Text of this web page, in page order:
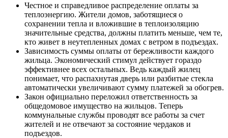
Честное и справедливое распределение оплаты за
теплоэнергию. Жители домов, заботящиеся о
сохранении тепла и вложившие в теплоизоляцию
значительные средства, должны платить меньше, чем те,
кто живет в неутепленных домах с ветром в подъездах.
Зависимость суммы оплаты от бережливости каждого
жильца. Экономический стимул действует гораздо
эффективнее всех остальных. Ведь каждый жилец
понимает, что распахнутая дверь или разбитые стекла
автоматически увеличивают сумму платежей за обогрев.
Закон официально переложил ответственность за
общедомовое имущество на жильцов. Теперь
коммунальные службы проводят все работы за счет
жителей и не отвечают за состояние чердаков и
подъездов.